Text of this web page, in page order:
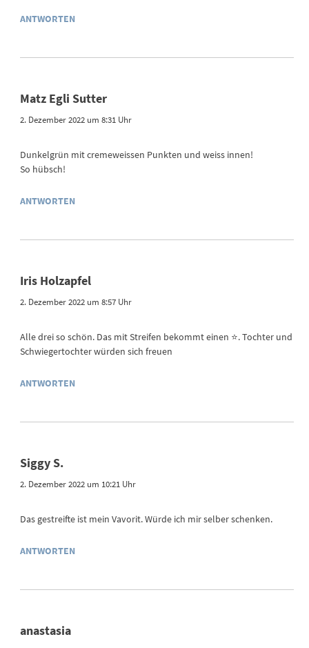
ANTWORTEN
Matz Egli Sutter
2. Dezember 2022 um 8:31 Uhr
Dunkelgrün mit cremeweissen Punkten und weiss innen!
So hübsch!
ANTWORTEN
Iris Holzapfel
2. Dezember 2022 um 8:57 Uhr
Alle drei so schön. Das mit Streifen bekommt einen ⭐️. Tochter und
Schwiegertochter würden sich freuen
ANTWORTEN
Siggy S.
2. Dezember 2022 um 10:21 Uhr
Das gestreifte ist mein Vavorit. Würde ich mir selber schenken.
ANTWORTEN
anastasia